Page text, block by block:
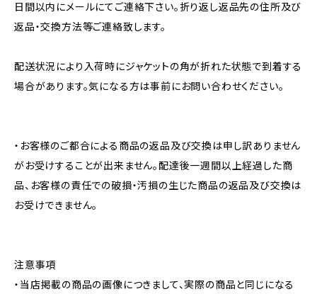
日間以内にメールにてご連絡下さい。折り返し返品先の住所及び
返品・交換方法等ご連絡致します。
配送状況により入荷時にジャケットの角が折れた状態で到着する
場合があります。気になる方は事前にお問い合わせください。
・お客様のご都合による商品の返品及び交換は申し訳ありません
がお受けすることが出来ません。配達後一週間以上経過した商
品、お客様の責任での破損・汚損の生じた商品の返品及び交換は
お受けできません。
注意事項
・当店掲載の商品の画像につきまして、実際の商品と同じになる